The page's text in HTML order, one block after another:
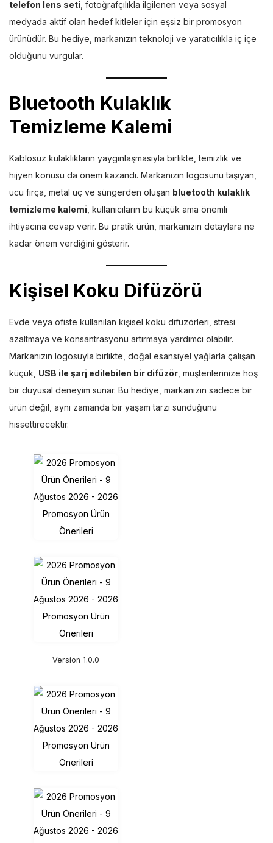
telefon lens seti , fotoğrafçılıkla ilgilenen veya sosyal
medyada aktif olan hedef kitleler için eşsiz bir promosyon
ürünüdür. Bu hediye, markanızın teknoloji ve yaratıcılıkla iç içe
olduğunu vurgular.
Bluetooth Kulaklık
Temizleme Kalemi
Kablosuz kulaklıkların yaygınlaşmasıyla birlikte, temizlik ve
hijyen konusu da önem kazandı. Markanızın logosunu taşıyan,
ucu fırça, metal uç ve süngerden oluşan bluetooth kulaklık
temizleme kalemi , kullanıcıların bu küçük ama önemli
ihtiyacına cevap verir. Bu pratik ürün, markanızın detaylara ne
kadar önem verdiğini gösterir.
Kişisel Koku Difüzörü
Evde veya ofiste kullanılan kişisel koku difüzörleri, stresi
azaltmaya ve konsantrasyonu artırmaya yardımcı olabilir.
Markanızın logosuyla birlikte, doğal esansiyel yağlarla çalışan
küçük, USB ile şarj edilebilen bir difüzör , müşterilerinize hoş
bir duyusal deneyim sunar. Bu hediye, markanızın sadece bir
ürün değil, aynı zamanda bir yaşam tarzı sunduğunu
hissettirecektir.
Version 1.0.0